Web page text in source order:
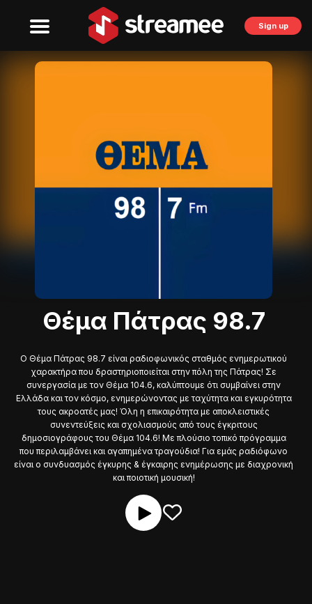
Sign up
Θέμα Πάτρας 98.7
Ο Θέμα Πάτρας 98.7 είναι ραδιοφωνικός σταθμός ενημερωτικού
χαρακτήρα που δραστηριοποιείται στην πόλη της Πάτρας! Σε
συνεργασία με τον Θέμα 104.6, καλύπτουμε ότι συμβαίνει στην
Ελλάδα και τον κόσμο, ενημερώνοντας με ταχύτητα και εγκυρότητα
τους ακροατές μας! Όλη η επικαιρότητα με αποκλειστικές
συνεντεύξεις και σχολιασμούς από τους έγκριτους
δημοσιογράφους του Θέμα 104.6! Με πλούσιο τοπικό πρόγραμμα
που περιλαμβάνει και αγαπημένα τραγούδια! Για εμάς ραδιόφωνο
είναι ο συνδυασμός έγκυρης & έγκαιρης ενημέρωσης με διαχρονική
και ποιοτική μουσική!